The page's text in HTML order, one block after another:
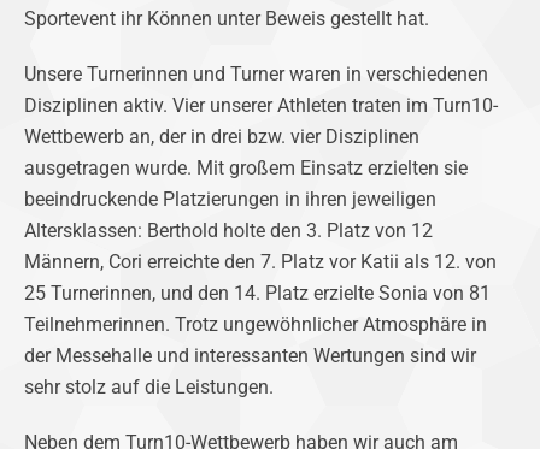
Sportevent ihr Können unter Beweis gestellt hat.
Unsere Turnerinnen und Turner waren in verschiedenen
Disziplinen aktiv. Vier unserer Athleten traten im Turn10-
Wettbewerb an, der in drei bzw. vier Disziplinen
ausgetragen wurde. Mit großem Einsatz erzielten sie
beeindruckende Platzierungen in ihren jeweiligen
Altersklassen: Berthold holte den 3. Platz von 12
Männern, Cori erreichte den 7. Platz vor Katii als 12. von
25 Turnerinnen, und den 14. Platz erzielte Sonia von 81
Teilnehmerinnen. Trotz ungewöhnlicher Atmosphäre in
der Messehalle und interessanten Wertungen sind wir
sehr stolz auf die Leistungen.
Neben dem Turn10-Wettbewerb haben wir auch am